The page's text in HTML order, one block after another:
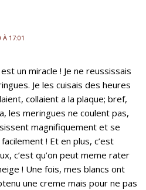
À 17:01
un miracle ! Je ne reussissais
Je les cuisais des heures
collaient a la plaque; bref,
les meringues ne coulent pas,
magnifiquement et se
! Et en plus, c’est
c’est qu’on peut meme rater
! Une fois, mes blancs ont
une creme mais pour ne pas